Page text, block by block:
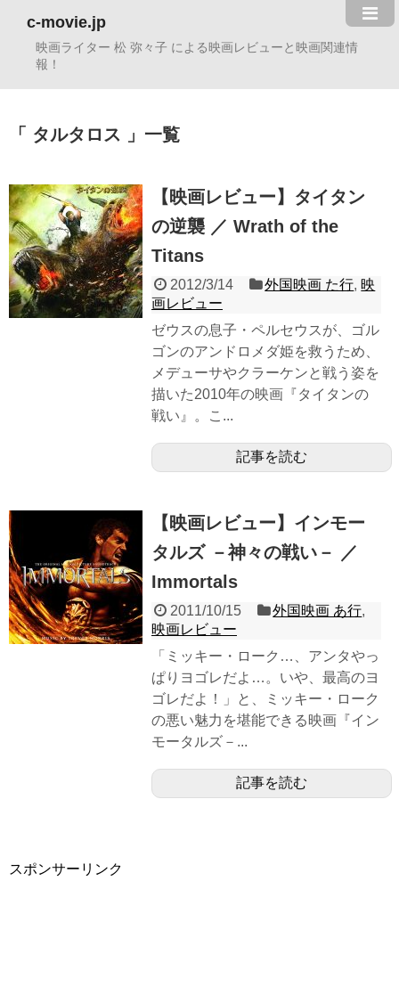
c-movie.jp
映画ライター 松 弥々子 による映画レビューと映画関連情
報！
タルタロス 一覧
【映画レビュー】タイタン
の逆襲 ／ Wrath of the
Titans
2012/3/14 外国映画 た行, 映
画レビュー
ゼウスの息子・ペルセウスが、ゴル
ゴンのアンドロメダ姫を救うため、
メデューサやクラーケンと戦う姿を
描いた2010年の映画『タイタンの
戦い』。こ...
記事を読む
【映画レビュー】インモー
タルズ －神々の戦い－ ／
Immortals
2011/10/15 外国映画 あ行,
映画レビュー
「ミッキー・ローク…、アンタやっ
ぱりヨゴレだよ…。いや、最高のヨ
ゴレだよ！」と、ミッキー・ローク
の悪い魅力を堪能できる映画『イン
モータルズ－...
記事を読む
スポンサーリンク